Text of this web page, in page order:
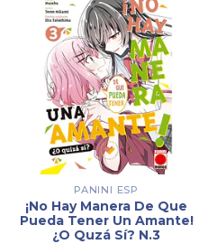
PANINI ESP
¡No Hay Manera De Que
Pueda Tener Un Amante!
¿O Quzá Sí? N.3